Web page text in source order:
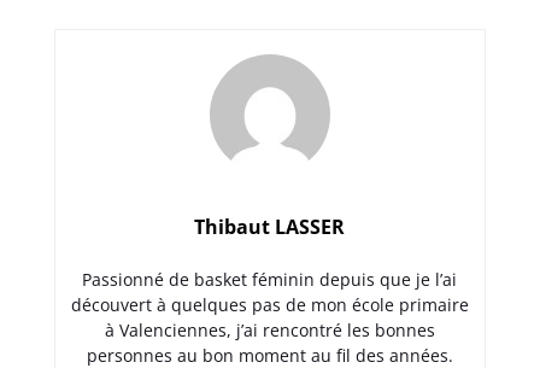
Thibaut LASSER
Passionné de basket féminin depuis que je l’ai
découvert à quelques pas de mon école primaire
à Valenciennes, j’ai rencontré les bonnes
personnes au bon moment au fil des années.